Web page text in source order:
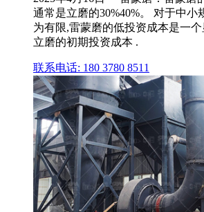
通常是立磨的30%40%。 对于中小
为有限,雷蒙磨的低投资成本是一个
立磨的初期投资成本 .
联系电话: 180 3780 8511